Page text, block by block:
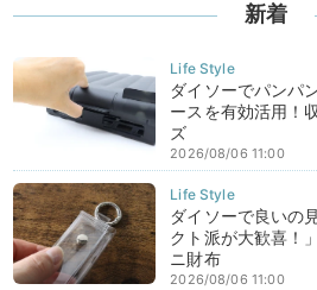
新着
ダイソーでパンパ
ースを有効活用！
ズ
2026/08/06 11:00
ダイソーで良いの
クト派が大歓喜！
ニ財布
2026/08/06 11:00